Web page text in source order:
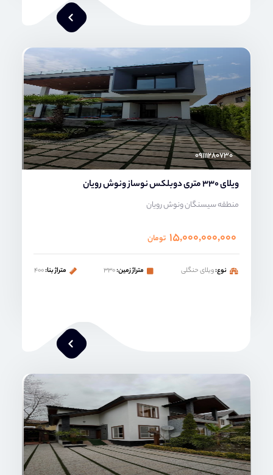
محمد صنعتی
۰۹۱۱۱۲۸۰۷۳۰
ویلای 330 متری دوبلکس نوساز ونوش رویان
منطقه سیسنگان ونوش رویان
۱۵,۰۰۰,۰۰۰,۰۰۰ تومان
نوع:ویلای حنگلی متراژ زمین:۳۳۰ متراژ بنا:۴۰۰
محمد صنعتی